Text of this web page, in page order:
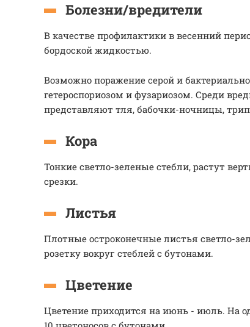
Болезни/вредители
В качестве профилактики в весенний
бордоской жидкостью.
Возможно поражение серой и
гетероспориозом и фузариозом. Среди
представляют тля, бабочки-ночницы,
Кора
Тонкие светло-зеленые стебли, растут
срезки.
Листья
Плотные остроконечные листья светло-
розетку вокруг стеблей с бутонами.
Цветение
Цветение приходится на июнь - июль. На